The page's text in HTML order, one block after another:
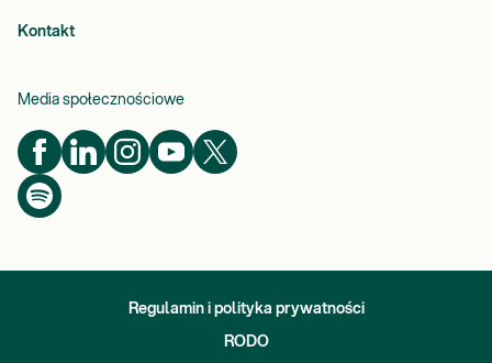
Kontakt
Media społecznościowe
Regulamin i polityka prywatności
RODO